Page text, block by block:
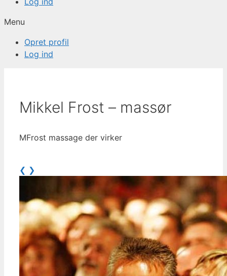
Menu
Opret profil
Log ind
Mikkel Frost – massør
MFrost massage der virker
❮ ❯